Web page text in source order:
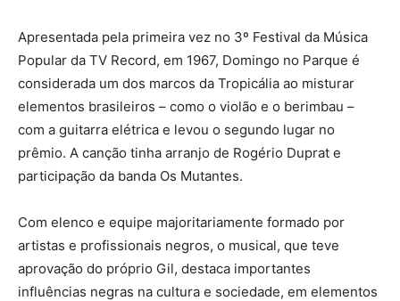
Apresentada pela primeira vez no 3º Festival da Música
Popular da TV Record, em 1967, Domingo no Parque é
considerada um dos marcos da Tropicália ao misturar
elementos brasileiros – como o violão e o berimbau –
com a guitarra elétrica e levou o segundo lugar no
prêmio. A canção tinha arranjo de Rogério Duprat e
participação da banda Os Mutantes.
Com elenco e equipe majoritariamente formado por
artistas e profissionais negros, o musical, que teve
aprovação do próprio Gil, destaca importantes
influências negras na cultura e sociedade, em elementos